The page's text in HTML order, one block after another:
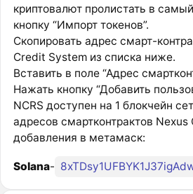
криптовалют пролистать в
кнопку “Импорт токенов”.
Скопировать адрес смарт-
Credit System из списка ниже.
Вставить в поле “Адрес
Нажать кнопку “Добавить
NCRS доступен на 1 блокчейн
адресов смартконтрактов
добавления в метамаск:
Solana-